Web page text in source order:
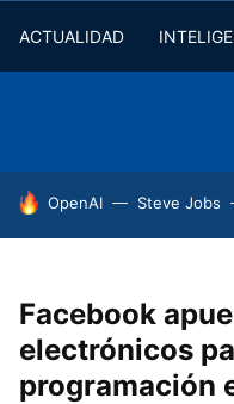
ACTUALIDAD
HOY SE HABLA DE
OpenAI Steve Jobs
Facebook
electrónicos
programación